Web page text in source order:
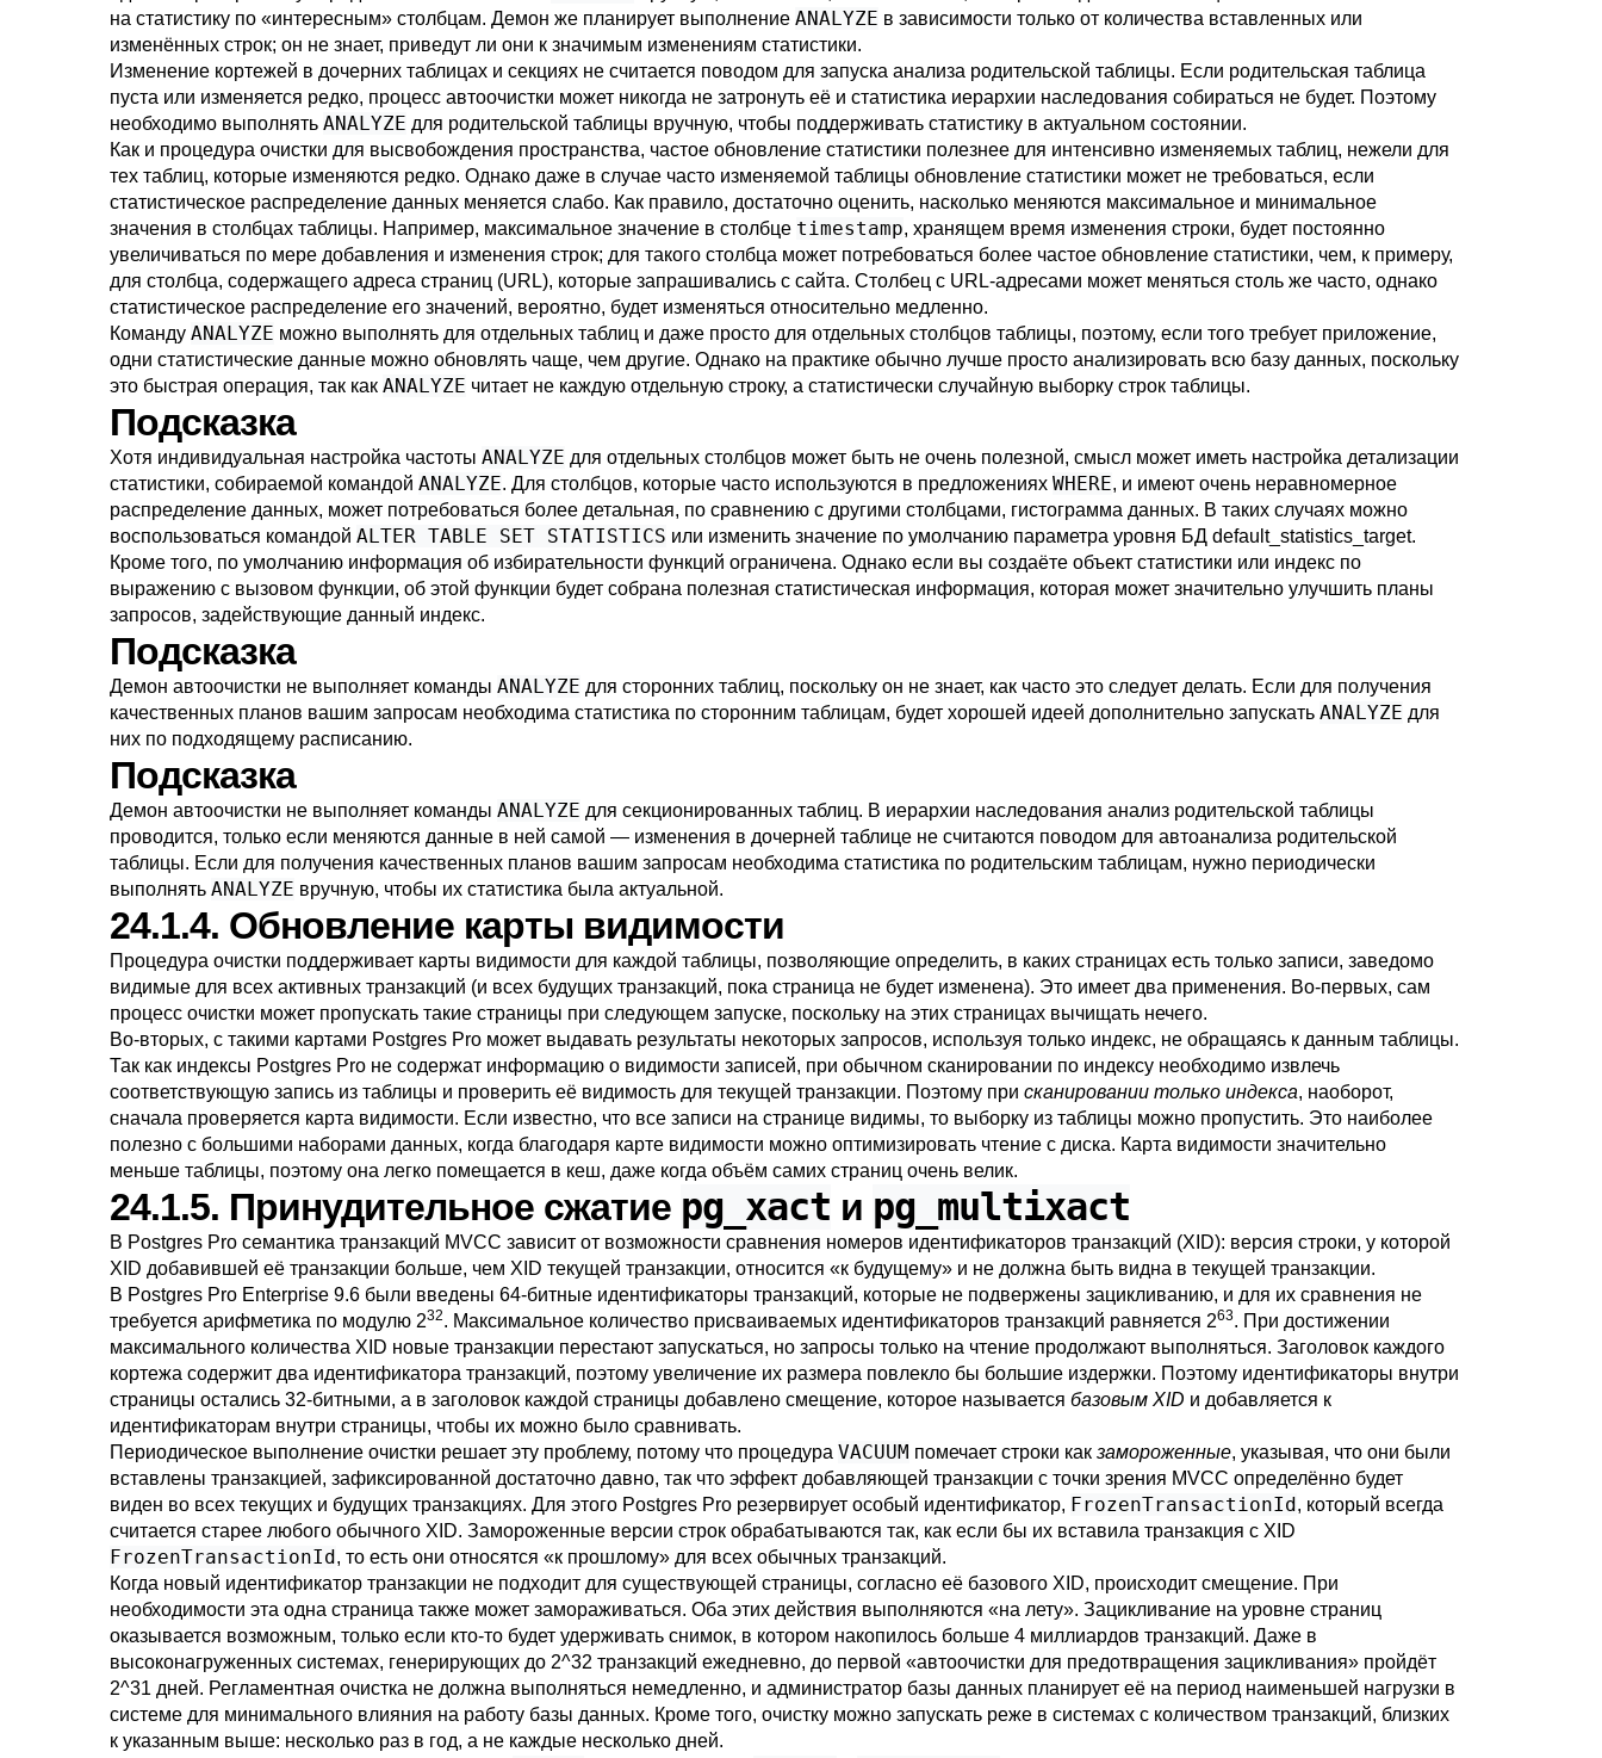
на статистику по «интересным» столбцам. Демон же планирует выполнение ANALYZE в зависимости только от количества вставленных или
изменённых строк; он не знает, приведут ли они к значимым изменениям статистики.
Изменение кортежей в дочерних таблицах и секциях не считается поводом для запуска анализа родительской таблицы. Если родительская таблица
пуста или изменяется редко, процесс автоочистки может никогда не затронуть её и статистика иерархии наследования собираться не будет. Поэтому
необходимо выполнять ANALYZE для родительской таблицы вручную, чтобы поддерживать статистику в актуальном состоянии.
Как и процедура очистки для высвобождения пространства, частое обновление статистики полезнее для интенсивно изменяемых таблиц, нежели для
тех таблиц, которые изменяются редко. Однако даже в случае часто изменяемой таблицы обновление статистики может не требоваться, если
статистическое распределение данных меняется слабо. Как правило, достаточно оценить, насколько меняются максимальное и минимальное
значения в столбцах таблицы. Например, максимальное значение в столбце timestamp, хранящем время изменения строки, будет постоянно
увеличиваться по мере добавления и изменения строк; для такого столбца может потребоваться более частое обновление статистики, чем, к примеру,
для столбца, содержащего адреса страниц (URL), которые запрашивались с сайта. Столбец с URL-адресами может меняться столь же часто, однако
статистическое распределение его значений, вероятно, будет изменяться относительно медленно.
Команду ANALYZE можно выполнять для отдельных таблиц и даже просто для отдельных столбцов таблицы, поэтому, если того требует приложение,
одни статистические данные можно обновлять чаще, чем другие. Однако на практике обычно лучше просто анализировать всю базу данных, поскольку
это быстрая операция, так как ANALYZE читает не каждую отдельную строку, а статистически случайную выборку строк таблицы.
Подсказка
Хотя индивидуальная настройка частоты ANALYZE для отдельных столбцов может быть не очень полезной, смысл может иметь настройка детализации
статистики, собираемой командой ANALYZE. Для столбцов, которые часто используются в предложениях WHERE, и имеют очень неравномерное
распределение данных, может потребоваться более детальная, по сравнению с другими столбцами, гистограмма данных. В таких случаях можно
воспользоваться командой ALTER TABLE SET STATISTICS или изменить значение по умолчанию параметра уровня БД default_statistics_target.
Кроме того, по умолчанию информация об избирательности функций ограничена. Однако если вы создаёте объект статистики или индекс по
выражению с вызовом функции, об этой функции будет собрана полезная статистическая информация, которая может значительно улучшить планы
запросов, задействующие данный индекс.
Подсказка
Демон автоочистки не выполняет команды ANALYZE для сторонних таблиц, поскольку он не знает, как часто это следует делать. Если для получения
качественных планов вашим запросам необходима статистика по сторонним таблицам, будет хорошей идеей дополнительно запускать ANALYZE для
них по подходящему расписанию.
Подсказка
Демон автоочистки не выполняет команды ANALYZE для секционированных таблиц. В иерархии наследования анализ родительской таблицы
проводится, только если меняются данные в ней самой — изменения в дочерней таблице не считаются поводом для автоанализа родительской
таблицы. Если для получения качественных планов вашим запросам необходима статистика по родительским таблицам, нужно периодически
выполнять ANALYZE вручную, чтобы их статистика была актуальной.
24.1.4. Обновление карты видимости
Процедура очистки поддерживает карты видимости для каждой таблицы, позволяющие определить, в каких страницах есть только записи, заведомо
видимые для всех активных транзакций (и всех будущих транзакций, пока страница не будет изменена). Это имеет два применения. Во-первых, сам
процесс очистки может пропускать такие страницы при следующем запуске, поскольку на этих страницах вычищать нечего.
Во-вторых, с такими картами Postgres Pro может выдавать результаты некоторых запросов, используя только индекс, не обращаясь к данным таблицы.
Так как индексы Postgres Pro не содержат информацию о видимости записей, при обычном сканировании по индексу необходимо извлечь
соответствующую запись из таблицы и проверить её видимость для текущей транзакции. Поэтому при сканировании только индекса, наоборот,
сначала проверяется карта видимости. Если известно, что все записи на странице видимы, то выборку из таблицы можно пропустить. Это наиболее
полезно с большими наборами данных, когда благодаря карте видимости можно оптимизировать чтение с диска. Карта видимости значительно
меньше таблицы, поэтому она легко помещается в кеш, даже когда объём самих страниц очень велик.
24.1.5. Принудительное сжатие pg_xact и pg_multixact
В Postgres Pro семантика транзакций MVCC зависит от возможности сравнения номеров идентификаторов транзакций (XID): версия строки, у которой
XID добавившей её транзакции больше, чем XID текущей транзакции, относится «к будущему» и не должна быть видна в текущей транзакции.
В Postgres Pro Enterprise 9.6 были введены 64-битные идентификаторы транзакций, которые не подвержены зацикливанию, и для их сравнения не
требуется арифметика по модулю 232. Максимальное количество присваиваемых идентификаторов транзакций равняется 263. При достижении
максимального количества XID новые транзакции перестают запускаться, но запросы только на чтение продолжают выполняться. Заголовок каждого
кортежа содержит два идентификатора транзакций, поэтому увеличение их размера повлекло бы большие издержки. Поэтому идентификаторы внутри
страницы остались 32-битными, а в заголовок каждой страницы добавлено смещение, которое называется базовым XID и добавляется к
идентификаторам внутри страницы, чтобы их можно было сравнивать.
Периодическое выполнение очистки решает эту проблему, потому что процедура VACUUM помечает строки как замороженные, указывая, что они были
вставлены транзакцией, зафиксированной достаточно давно, так что эффект добавляющей транзакции с точки зрения MVCC определённо будет
виден во всех текущих и будущих транзакциях. Для этого Postgres Pro резервирует особый идентификатор, FrozenTransactionId, который всегда
считается старее любого обычного XID. Замороженные версии строк обрабатываются так, как если бы их вставила транзакция с XID
FrozenTransactionId, то есть они относятся «к прошлому» для всех обычных транзакций.
Когда новый идентификатор транзакции не подходит для существующей страницы, согласно её базового XID, происходит смещение. При
необходимости эта одна страница также может замораживаться. Оба этих действия выполняются «на лету». Зацикливание на уровне страниц
оказывается возможным, только если кто-то будет удерживать снимок, в котором накопилось больше 4 миллиардов транзакций. Даже в
высоконагруженных системах, генерирующих до 2^32 транзакций ежедневно, до первой «автоочистки для предотвращения зацикливания» пройдёт
2^31 дней. Регламентная очистка не должна выполняться немедленно, и администратор базы данных планирует её на период наименьшей нагрузки в
системе для минимального влияния на работу базы данных. Кроме того, очистку можно запускать реже в системах с количеством транзакций, близких
к указанным выше: несколько раз в год, а не каждые несколько дней.